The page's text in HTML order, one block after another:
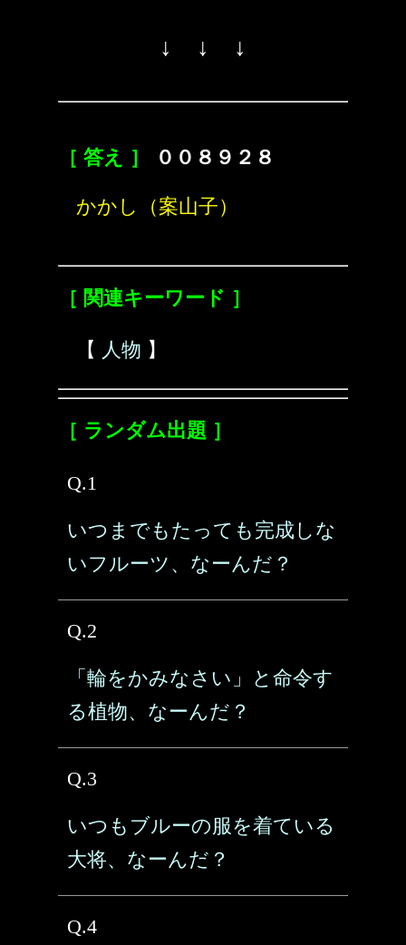
↓ ↓ ↓
［ 答え ］ ００８９２８
かかし（案山子）
［ 関連キーワード ］
【 人物 】
［ ランダム出題 ］
Q.1
いつまでもたっても完成しな
いフルーツ、なーんだ？
Q.2
「輪をかみなさい」と命令す
る植物、なーんだ？
Q.3
いつもブルーの服を着ている
大将、なーんだ？
Q.4